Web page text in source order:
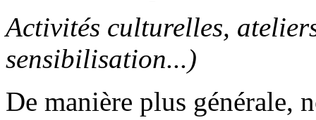
Activités culturelles,
sensibilisation...)
De manière plus générale,